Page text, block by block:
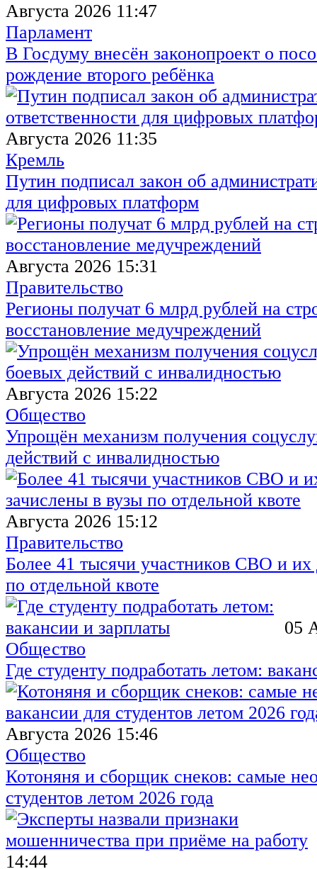
Августа 2026 11:47
Парламент
В Госдуму внесён законопроект о
рождение второго ребёнка
Августа 2026 11:35
Кремль
Путин подписал закон об
для цифровых платформ
Августа 2026 15:31
Правительство
Регионы получат 6 млрд рублей на
восстановление медучреждений
Августа 2026 15:22
Общество
Упрощён механизм получения
действий с инвалидностью
Августа 2026 15:12
Правительство
Более 41 тысячи участников СВО и их
по отдельной квоте
05
Общество
Где студенту подработать летом:
Августа 2026 15:46
Общество
Котоняня и сборщик снеков: самые
студентов летом 2026 года
14:44